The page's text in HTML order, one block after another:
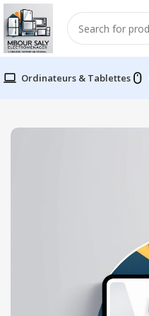
Ordinateurs & Tablettes